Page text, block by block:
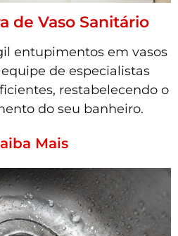
de Vaso Sanitário
entupimentos em vasos
de especialistas
restabelecendo o
do seu banheiro.
Mais